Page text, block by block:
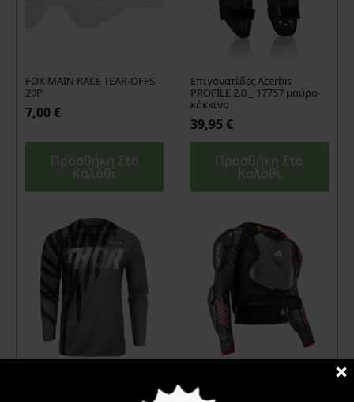
FOX MAIN RACE TEAR-OFFS
20P
7,00€
Προσθήκη Στο
Καλάθι
Επιγονατίδες Acerbis
PROFILE 2.0 _ 17757 μαύρο-
κόκκινο
39,95 €
Προσθήκη Στο
Καλάθι
3.0 _ 22777 μαύρο-γκρί